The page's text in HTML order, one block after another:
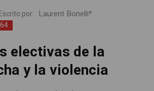
por: Laurent Bonelli*
electivas de la
y la violencia